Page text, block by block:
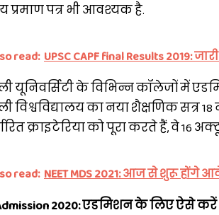
प्रमाण पत्र भी आवश्यक है.
read: UPSC CAPF final Results 2019:
यूनिवर्सिटी के विभिन्न कॉलेजों में
विश्वविद्यालय का नया शैक्षणिक सत्र
क्राइटेरिया को पूरा करते हैं, वे
read: NEET MDS 2021: आज से शुरू होंगे
2020: एडमिशन के लिए ऐसे